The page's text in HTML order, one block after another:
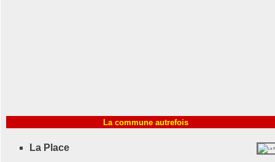
La commune autrefois
La Place